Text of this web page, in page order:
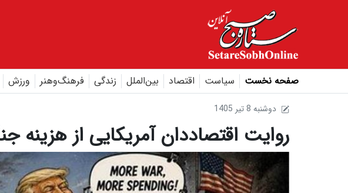
صفحه نخست سیاست اقتصاد بین‌الملل زندگی فرهنگ‌و‌هنر ورزش
1405 دوشنبه 8 تير
روایت اقتصاددان آمریکایی از هزینه